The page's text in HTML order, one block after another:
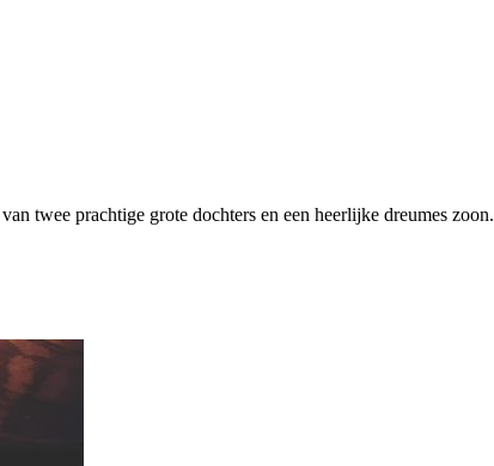
twee prachtige grote dochters en een heerlijke dreumes zoon.